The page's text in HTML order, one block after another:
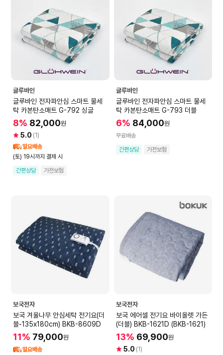
글루바인
글루바인 전자파안심 스마트 물세
탁 카본탄소매트 G-792 싱글
8% 82,000원
5.0 (1)
일요배송
(토) 19시까지 결제 시
간편상담
가전보험
글루바인
글루바인 전자파안심 스마트 물세
탁 카본탄소매트 G-793 더블
6% 84,000원
무료배송
간편상담
가전보험
보국전자
보국 겨울나무 안심세탁 전기요(더
블-135x180cm) BKB-8609D
11% 79,000원
일요배송
보국전자
보국 에어셀 전기요 바이올렛 가든
(더블) BKB-1621D (BKB-1621)
13% 69,900원
5.0 (1)